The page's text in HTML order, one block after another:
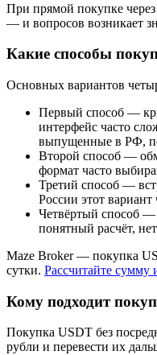
При прямой покупке через
— и вопросов возникает
Какие способы
Основных вариантов
Первый способ —
интерфейс часто
выпущенные в РФ,
Второй способ —
формат часто
Третий способ —
России этот
Четвёртый способ —
понятный расчёт,
Maze Broker — покупка
сутки. Рассчитайте сумму
Кому подходит
Покупка USDT без
рубли и перевести их